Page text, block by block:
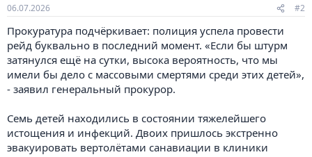
06.07.2026 #2
Прокуратура подчёркивает: полиция успела провести
рейд буквально в последний момент. «Если бы штурм
затянулся ещё на сутки, высока вероятность, что мы
имели бы дело с массовыми смертями среди этих детей»,
- заявил генеральный прокурор.
Семь детей находились в состоянии тяжелейшего
истощения и инфекций. Двоих пришлось экстренно
эвакуировать вертолётами санавиации в клиники